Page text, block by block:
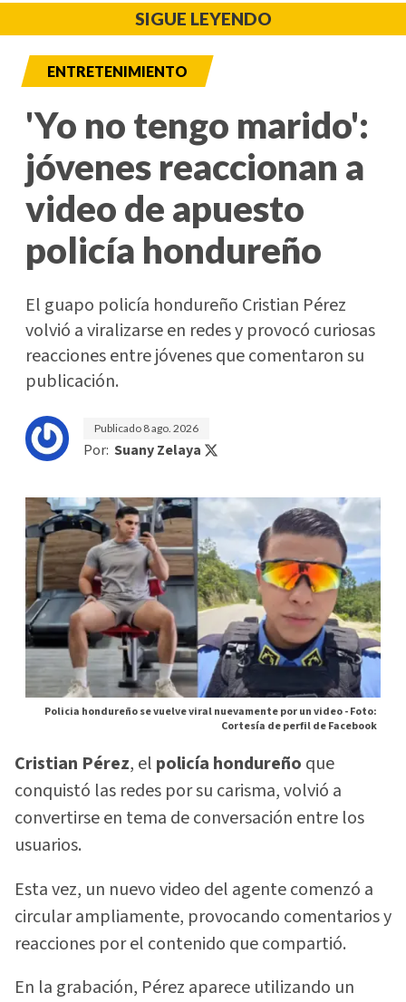
SIGUE LEYENDO
ENTRETENIMIENTO
'Yo no tengo marido':
jóvenes reaccionan a
video de apuesto
policía hondureño
El guapo policía hondureño Cristian Pérez
volvió a viralizarse en redes y provocó curiosas
reacciones entre jóvenes que comentaron su
publicación.
Publicado 8 ago. 2026
Por: Suany Zelaya
Policia hondureño se vuelve viral nuevamente por un video -Foto:
Cortesía de perfil de Facebook
Cristian Pérez, el policía hondureño que
conquistó las redes por su carisma, volvió a
convertirse en tema de conversación entre los
usuarios.
Esta vez, un nuevo video del agente comenzó a
circular ampliamente, provocando comentarios y
reacciones por el contenido que compartió.
En la grabación, Pérez aparece utilizando un